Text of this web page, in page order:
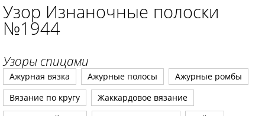
Узор Изнаночные полоски
№1944
Узоры спицами
Ажурная вязка Ажурные полосы
Ажурные ромбы
Вязание по кругу
Жаккардовое вязание